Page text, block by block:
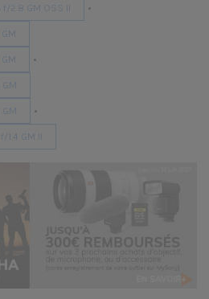
2.8 GM OSS II •
•
•
1.4 GM II